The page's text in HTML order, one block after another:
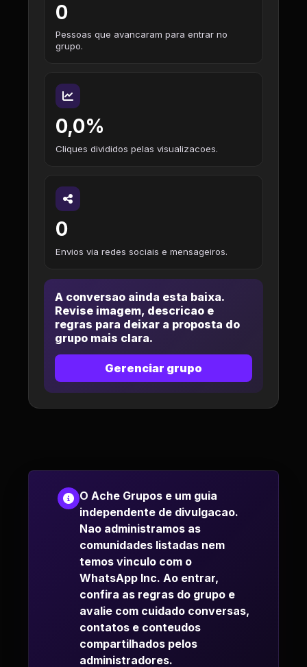
0
Pessoas que avancaram para entrar no
grupo.
0,0%
Cliques divididos pelas visualizacoes.
0
Envios via redes sociais e mensageiros.
A conversao ainda esta baixa.
Revise imagem, descricao e
regras para deixar a proposta do
grupo mais clara.
Gerenciar grupo
O Ache Grupos e um guia
independente de divulgacao.
Nao administramos as
comunidades listadas nem
temos vinculo com o
WhatsApp Inc. Ao entrar,
confira as regras do grupo e
avalie com cuidado conversas,
contatos e conteudos
compartilhados pelos
administradores.